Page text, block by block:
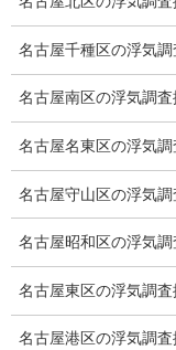
調査費用と調査日
浮気調査料金の比
GPS検索調査
浮気調査関連調査
名古屋千種区の浮気
名古屋南区の浮気調査
名古屋名東区の浮気
名古屋守山区の浮気
名古屋昭和区の浮気
名古屋東区の浮気調査
名古屋港区の浮気調査